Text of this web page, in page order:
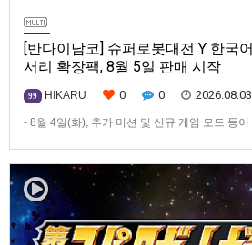
[반다이남코] 슈퍼로봇대전 Y 한국
서리 확장팩, 8월 5일 판매 시작
99 HIKARU 0 0 2026.08.03
- 8월 4일(화), 추가 미션 및 신규 게임 모드 등
Switch™, Steam®용 ‘슈퍼로봇대전 Y’(한국어
확장팩’을 2026년 …